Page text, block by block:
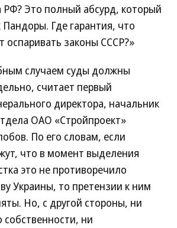
Это полный абсурд, который
Где гарантия, что
оспаривать законы СССР?»
случаем суды должны
считает первый
директора, начальник
ОАО «Стройпроект»
По его словам, если
что в момент выделения
это не противоречило
Украины, то претензии к ним
Но, с другой стороны, ни
собственности, ни